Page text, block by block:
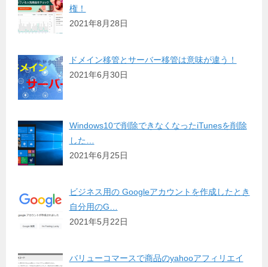
権！
2021年8月28日
ドメイン移管とサーバー移管は意味が違う！
2021年6月30日
Windows10で削除できなくなったiTunesを削除
した…
2021年6月25日
ビジネス用の Googleアカウントを作成したとき
自分用のG…
2021年5月22日
バリューコマースで商品のyahooアフィリエイ